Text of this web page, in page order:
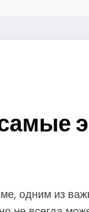
одним из